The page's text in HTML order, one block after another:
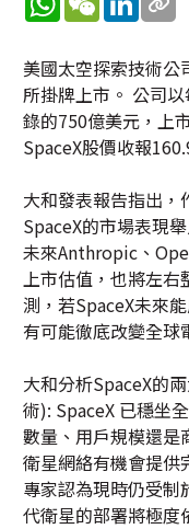
美國太空探索技術公
所掛牌上市。 公司
錄的750億美元，上
SpaceX股價收報
大和發表報告指出，
SpaceX的市場表現
未來Anthropic、
上市估值，也將左右
測，若SpaceX未來
有可能徹底改變全球
大和分析SpaceX的
術): SpaceX 已穩坐
數量、用戶規模還是
衛星網絡有機會提供
專家認為現時仍受
代衛星的部署將極度